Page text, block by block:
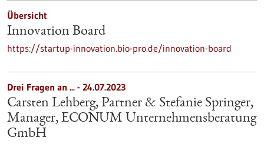
Übersicht
Innovation Board
https://startup-innovation.bio-pro.de/innovation-board
Drei Fragen an ... - 24.07.2023
Carsten Lehberg, Partner & Stefanie Springer,
Manager, ECONUM Unternehmensberatung
GmbH